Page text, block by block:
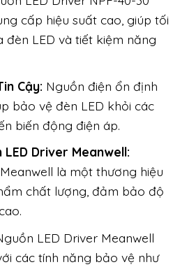
cấp hiệu suất cao, giúp tối
đèn LED và tiết kiệm năng
Cậy: Nguồn điện ổn định
bảo vệ đèn LED khỏi các
biến động điện áp.
LED Driver Meanwell:
là một thương hiệu
chất lượng, đảm bảo độ
LED Driver Meanwell
các tính năng bảo vệ như